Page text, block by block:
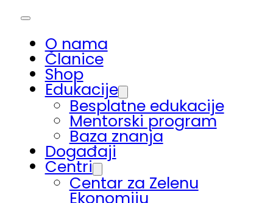
O nama
Članice
Shop
Edukacije
Besplatne edukacije
Mentorski program
Baza znanja
Događaji
Centri
Centar za Zelenu
Ekonomiju